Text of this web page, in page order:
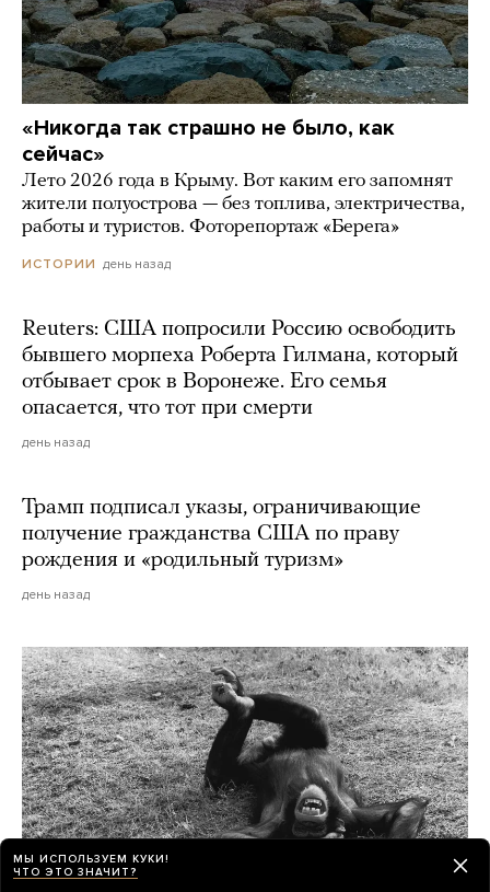
«Никогда так страшно не было, как
сейчас»
Лето 2026 года в Крыму. Вот каким его запомнят
жители полуострова — без топлива, электричества,
работы и туристов. Фоторепортаж «Берега»
ИСТОРИИ день назад
Reuters: США попросили Россию освободить
бывшего морпеха Роберта Гилмана, который
отбывает срок в Воронеже. Его семья
опасается, что тот при смерти
день назад
Трамп подписал указы, ограничивающие
получение гражданства США по праву
рождения и «родильный туризм»
день назад
МЫ ИСПОЛЬЗУЕМ КУКИ!
ЧТО ЭТО ЗНАЧИТ?